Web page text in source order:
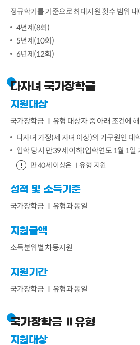
정규학기를 기준으로 최대지원 횟수 범위 내
4년제(8회)
5년제(10회)
6년제(12회)
다자녀 국가장학금
지원대상
국가장학금 Ⅰ유형 대상자 중 아래 조건에
다자녀 가정(세 자녀 이상)의 가구원인 대
입학 당시 만39세 이하(입학연도 1월 1일
만 40세 이상은 Ⅰ유형 지원
성적 및 소득기준
국가장학금 Ⅰ유형과 동일
지원금액
소득분위별 차등지원
지원기간
국가장학금 Ⅰ유형과 동일
국가장학금 Ⅱ유형
지원대상